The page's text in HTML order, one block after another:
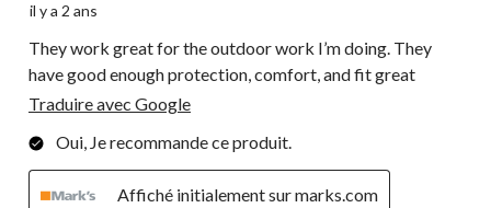
il y a 2 ans
They work great for the outdoor work I’m doing. They
have good enough protection, comfort, and fit great
Traduire avec Google
Oui, Je recommande ce produit.
Affiché initialement sur marks.com